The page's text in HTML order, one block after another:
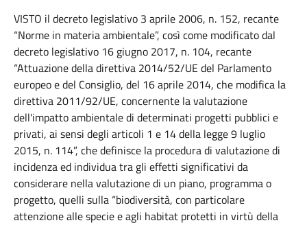
VISTO il decreto legislativo 3 aprile 2006, n. 152, recante
“Norme in materia ambientale”, così come modificato dal
decreto legislativo 16 giugno 2017, n. 104, recante
“Attuazione della direttiva 2014/52/UE del Parlamento
europeo e del Consiglio, del 16 aprile 2014, che modifica la
direttiva 2011/92/UE, concernente la valutazione
dell'impatto ambientale di determinati progetti pubblici e
privati, ai sensi degli articoli 1 e 14 della legge 9 luglio
2015, n. 114”, che definisce la procedura di valutazione di
incidenza ed individua tra gli effetti significativi da
considerare nella valutazione di un piano, programma o
progetto, quelli sulla “biodiversità, con particolare
attenzione alle specie e agli habitat protetti in virtù della